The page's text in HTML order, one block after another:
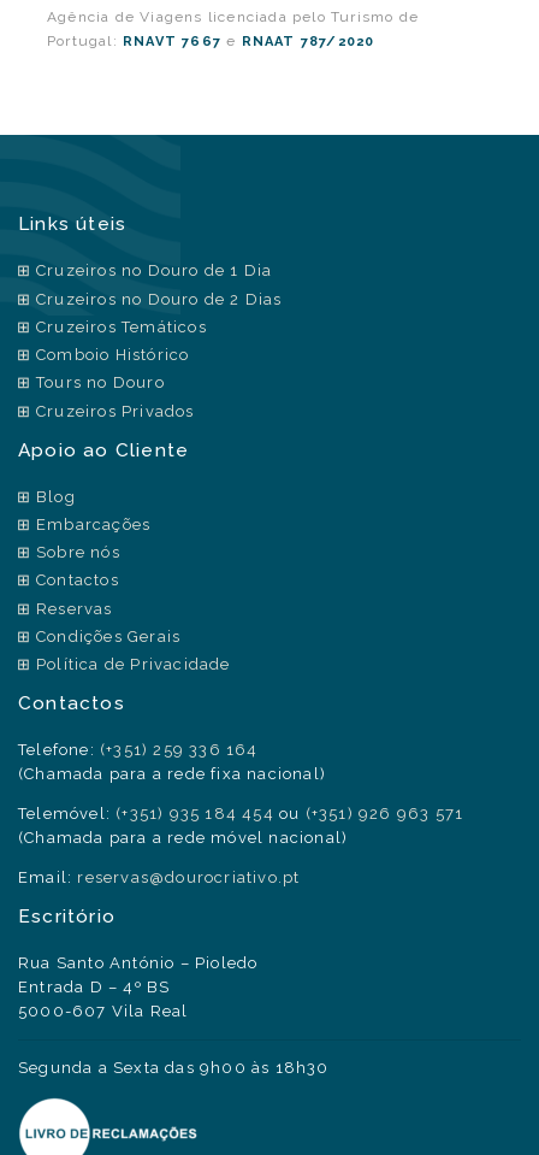
Agência de Viagens licenciada pelo Turismo de
Portugal: RNAVT 7667 e RNAAT 787/2020
Links úteis
Cruzeiros no Douro de 1 Dia
Cruzeiros no Douro de 2 Dias
Cruzeiros Temáticos
Comboio Histórico
Tours no Douro
Cruzeiros Privados
Apoio ao Cliente
Blog
Embarcações
Sobre nós
Contactos
Reservas
Condições Gerais
Política de Privacidade
Contactos
Telefone: (+351) 259 336 164
(Chamada para a rede fixa nacional)
Telemóvel: (+351) 935 184 454 ou (+351) 926 963 571
(Chamada para a rede móvel nacional)
Email: reservas@dourocriativo.pt
Escritório
Rua Santo António – Pioledo
Entrada D – 4º BS
5000-607 Vila Real
Segunda a Sexta das 9h00 às 18h30